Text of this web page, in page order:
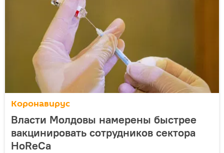
Коронавирус
Власти Молдовы намерены быстрее
вакцинировать сотрудников сектора
HoReCa